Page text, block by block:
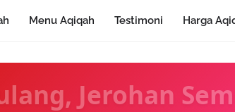
Menu Aqiqah Testimoni Harga
Jerohan